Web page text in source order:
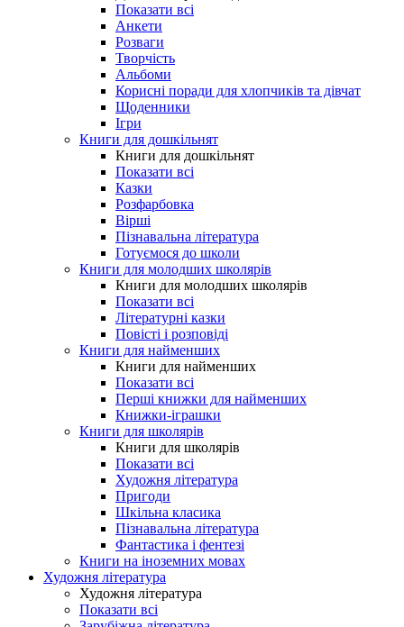
Показати всі
Анкети
Розваги
Творчість
Альбоми
Корисні поради для хлопчиків та дівчат
Щоденники
Ігри
Книги для дошкільнят
Книги для дошкільнят
Показати всі
Казки
Розфарбовка
Вірші
Пізнавальна література
Готуємося до школи
Книги для молодших школярів
Книги для молодших школярів
Показати всі
Літературні казки
Повісті і розповіді
Книги для найменших
Книги для найменших
Показати всі
Перші книжки для найменших
Книжки-іграшки
Книги для школярів
Книги для школярів
Показати всі
Художня література
Пригоди
Шкільна класика
Пізнавальна література
Фантастика і фентезі
Книги на іноземних мовах
Художня література
Художня література
Показати всі